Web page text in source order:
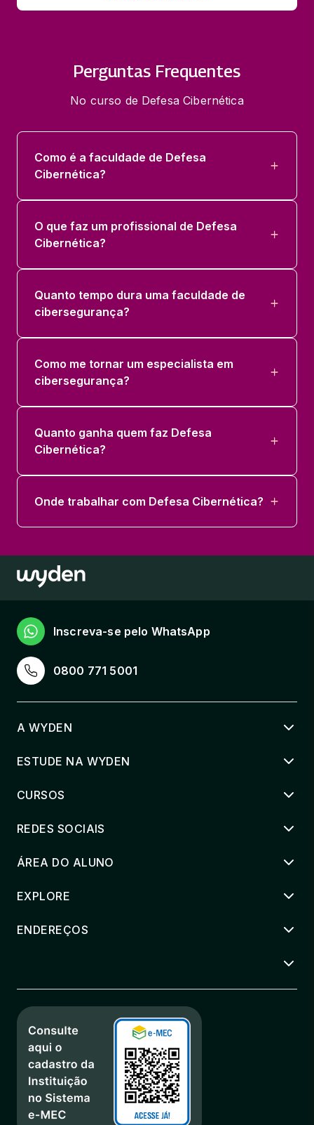
Perguntas Frequentes
No curso de Defesa Cibernética
Como é a faculdade de Defesa
Cibernética?
O que faz um profissional de Defesa
Cibernética?
Quanto tempo dura uma faculdade de
cibersegurança?
Como me tornar um especialista em
cibersegurança?
Quanto ganha quem faz Defesa
Cibernética?
Onde trabalhar com Defesa Cibernética?
0800 771 5001
Inscreva-se pelo WhatsApp
A WYDEN
ESTUDE NA WYDEN
CURSOS
REDES SOCIAIS
ÁREA DO ALUNO
EXPLORE
ENDEREÇOS